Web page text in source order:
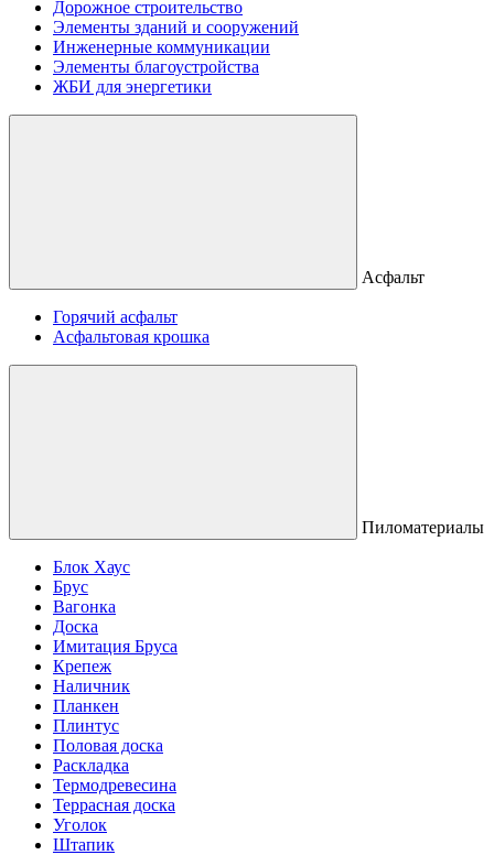
Дорожное строительство
Элементы зданий и сооружений
Инженерные коммуникации
Элементы благоустройства
ЖБИ для энергетики
Асфальт
Горячий асфальт
Асфальтовая крошка
Пиломатериалы
Блок Хаус
Брус
Вагонка
Доска
Имитация Бруса
Крепеж
Наличник
Планкен
Плинтус
Половая доска
Раскладка
Термодревесина
Террасная доска
Уголок
Штапик